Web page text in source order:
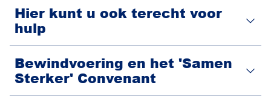
Hier kunt u ook terecht voor
hulp
Bewindvoering en het 'Samen
Sterker' Convenant